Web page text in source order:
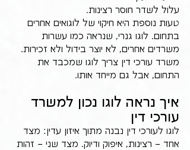
עלול לשדר חוסר רצינות.
טעות נוספת היא חיקוי של לוגואים אחרים
בתחום. לוגו גנרי, שנראה כמו עשרות
משרדים אחרים, לא יוצר בידול ולא זכירות.
משרד עורכי דין צריך לוגו שמכבד את
התחום, אבל גם מייחד אותו.
איך נראה לוגו נכון למשרד
עורכי דין
לוגו לעורכי דין נבנה מתוך איזון עדין: מצד
אחד – רצינות, איפוק ודיוק. מצד שני – זהות